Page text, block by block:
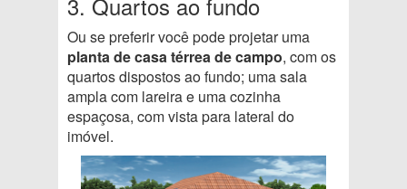
Ou se preferir você pode projetar uma
planta de casa térrea de campo, com os
quartos dispostos ao fundo; uma sala
ampla com lareira e uma cozinha
espaçosa, com vista para lateral do
imóvel.